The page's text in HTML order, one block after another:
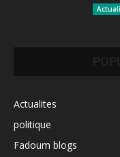
Actualites
politique
Fadoum blogs